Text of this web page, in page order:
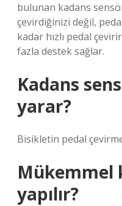
bulunan kadans
çevirdiğinizi değil,
kadar hızlı pedal
fazla destek sağlar.
Kadans
yarar?
Bisikletin pedal çevirme
Mükemmel
yapılır?